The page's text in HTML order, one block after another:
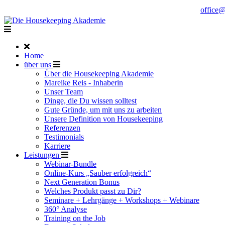
Home
über uns
Über die Housekeeping Akademie
Mareike Reis - Inhaberin
Unser Team
Dinge, die Du wissen solltest
Gute Gründe, um mit uns zu arbeiten
Unsere Definition von Housekeeping
Referenzen
Testimonials
Karriere
Leistungen
Webinar-Bundle
Online-Kurs „Sauber erfolgreich“
Next Generation Bonus
Welches Produkt passt zu Dir?
Seminare + Lehrgänge + Workshops + Webinare
360° Analyse
Training on the Job